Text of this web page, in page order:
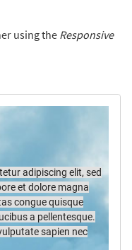
using the Responsive
adipiscing elit, sed
et dolore magna
congue quisque
a pellentesque.
sapien nec